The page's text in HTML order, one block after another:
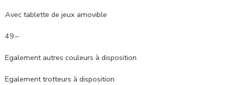
Avec tablette de jeux amovible
49.–
Egalement autres couleurs à disposition
Egalement trotteurs à disposition